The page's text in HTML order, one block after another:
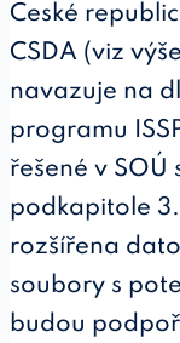
České
CSDA (viz
navazuje na
programu
řešené v SOÚ
podkapitole
rozšířena
soubory s
budou